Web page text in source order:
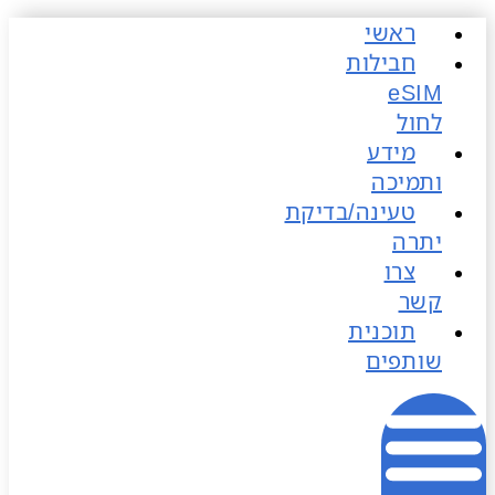
ראשי
חבילות
לחול
מידע
ותמיכה
טעינה/בדיקת
יתרה
צרו
קשר
תוכנית
שותפים